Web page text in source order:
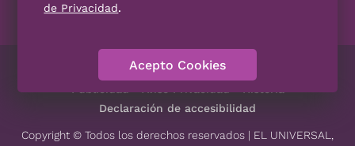
Contáctanos Código de Ética
Declaración de accesibilidad
Copyright © Todos los derechos reservados | EL UNIVERSAL,
de Privacidad.
Acepto Cookies